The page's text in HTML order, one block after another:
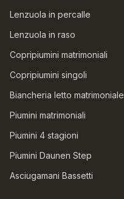
Lenzuola in percalle
Lenzuola in raso
Copripiumini matrimoniali
Copripiumini singoli
Biancheria letto matrimoniale
Piumini matrimoniali
Piumini 4 stagioni
Piumini Daunen Step
Asciugamani Bassetti